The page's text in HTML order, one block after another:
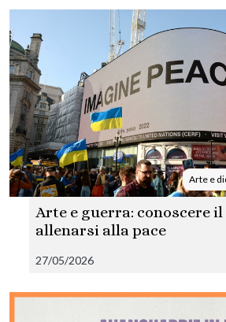
Arte e
Arte e guerra: conoscere
allenarsi alla pace
27/05/2026